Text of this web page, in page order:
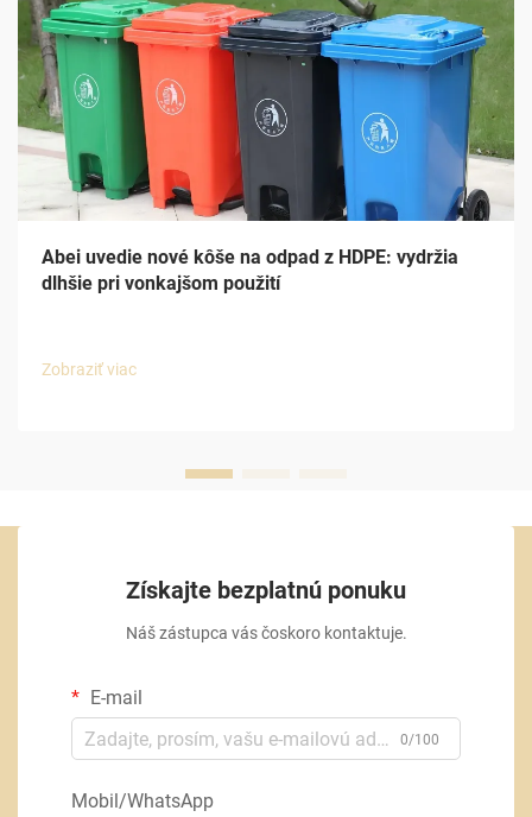
Abei uvedie nové kôše na odpad z HDPE: vydržia
dlhšie pri vonkajšom použití
Zobraziť viac
Získajte bezplatnú ponuku
Náš zástupca vás čoskoro kontaktuje.
E-mail
0/100
Mobil/WhatsApp